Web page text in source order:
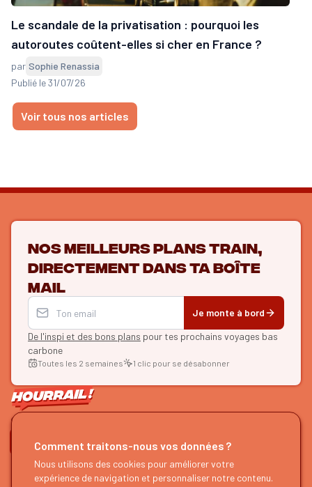
Le scandale de la privatisation : pourquoi les
autoroutes coûtent-elles si cher en France ?
par Sophie Renassia
Publié le 31/07/26
Voir tous nos articles
Nos meilleurs plans train,
directement dans ta boîte
mail
Je monte à bord
De l'inspi et des bons plans pour tes prochains voyages bas
carbone
Toutes les 2 semaines 1 clic pour se désabonner
ON SE SUIT ?
HOURRAIL !
À propos
EXPLORER
Recherche d'itinéraires
Comment traitons-nous vos données ?
Nous utilisons des cookies pour améliorer votre
expérience de navigation et personnaliser notre contenu.